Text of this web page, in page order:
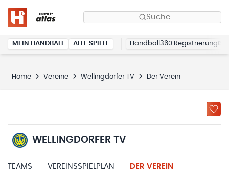
Suche
MEIN HANDBALL ALLE SPIELE Handball360 Registrierung
Home Vereine Wellingdorfer TV Der Verein
WELLINGDORFER TV
TEAMS VEREINSSPIELPLAN DER VEREIN